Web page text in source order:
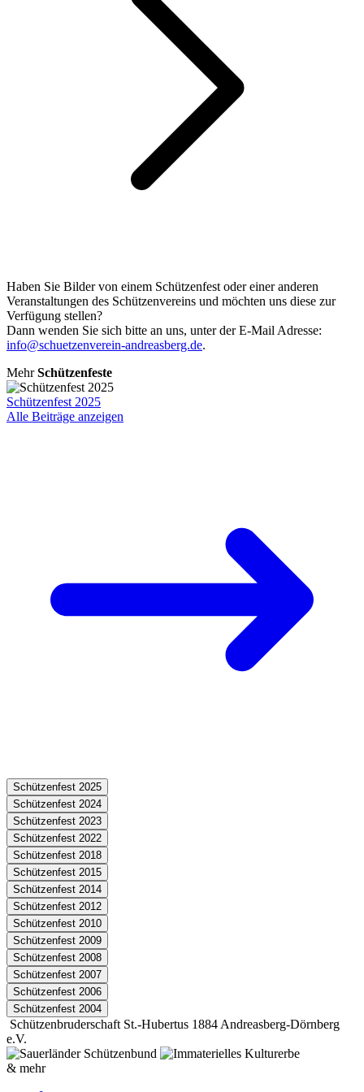
Haben Sie Bilder von einem Schützenfest oder einer anderen
Veranstaltungen des Schützenvereins und möchten uns diese zur
Verfügung stellen?
Dann wenden Sie sich bitte an uns, unter der E-Mail Adresse:
info@schuetzenverein-andreasberg.de.
MehrSchützenfeste
Schützenfest 2025
Alle Beiträge anzeigen
Schützenfest 2025
Schützenfest 2024
Schützenfest 2023
Schützenfest 2022
Schützenfest 2018
Schützenfest 2015
Schützenfest 2014
Schützenfest 2012
Schützenfest 2010
Schützenfest 2009
Schützenfest 2008
Schützenfest 2007
Schützenfest 2006
Schützenfest 2004
Schützenbruderschaft St.-Hubertus 1884 Andreasberg-Dörnberg
e.V.
& mehr